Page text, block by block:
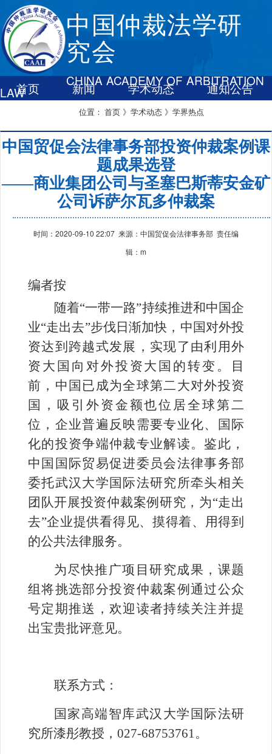
中国仲裁法学研
究会
CHINA ACADEMY OF ARBITRATION
LAW首页 新闻 学术动态
通知公告
位置： 首页 》学术动态 》学界热点
中国贸促会法律事务部投资仲裁案例课
题成果选登
——商业集团公司与圣塞巴斯蒂安金矿
公司诉萨尔瓦多仲裁案
时间：2020-09-10 22:07 来源：中国贸促会法律事务部 责任编
辑：m
编者按
随着“一带一路”持续推进和中国企
业“走出去”步伐日渐加快，中国对外投
资达到跨越式发展，实现了由利用外
资大国向对外投资大国的转变。目
前，中国已成为全球第二大对外投资
国，吸引外资金额也位居全球第二
位，企业普遍反映需要专业化、国际
化的投资争端仲裁专业解读。鉴此，
中国国际贸易促进委员会法律事务部
委托武汉大学国际法研究所牵头相关
团队开展投资仲裁案例研究，为“走出
去”企业提供看得见、摸得着、用得到
的公共法律服务。
为尽快推广项目研究成果，课题
组将挑选部分投资仲裁案例通过公众
号定期推送，欢迎读者持续关注并提
出宝贵批评意见。
联系方式：
国家高端智库武汉大学国际法研
究所漆彤教授， 027-68753761。